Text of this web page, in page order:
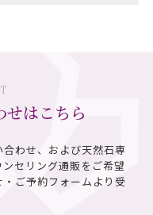
せはこちら
わせ、および天然石専
セリング通販を ご希望
ご予約フォームより受